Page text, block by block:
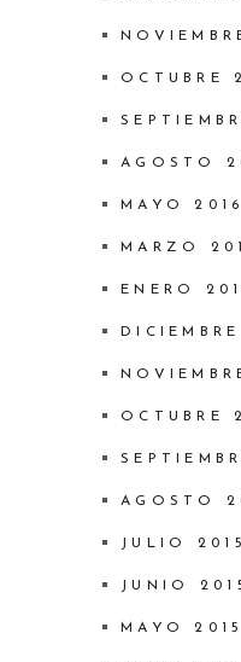
OCTUBRE
AGOSTO
MAYO 2016
MARZO
ENERO
OCTUBRE
AGOSTO
JULIO 2015
JUNIO
MAYO 2015